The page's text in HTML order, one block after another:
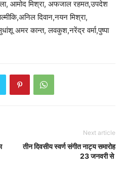
आमोद मिश्रा, अफजाल रहमत,उपदेश
दिवान,नयन मिश्रा,
अमर कान्त, लवकुश,नरेंद्र वर्मा,पुष्पा
Next article
तीन दिवसीय स्वर्ण संगीत नाट्य समारोह
23 जनवरी से